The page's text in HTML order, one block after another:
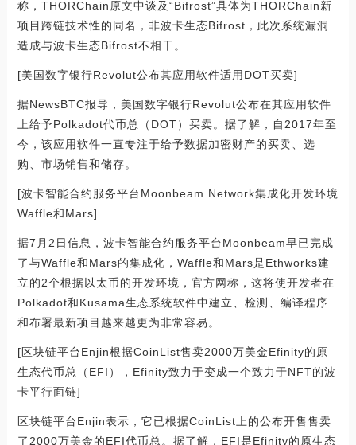
称，THORChain原文中谈及“Bifrost”具体为THORChain新
项目跨链技术性的同名，非波卡生态Bifrost，此次系统漏洞
造成与波卡生态Bifrost不相干。
[美国数字银行Revolut公布其应用软件适用DOT买卖]
据NewsBTC报导，美国数字银行Revolut公布在其应用软件
上给予Polkadot代币总（DOT）买卖。据了解，自2017年至
今，该应用软件一直专注于给予数据加密财产的买卖、选
购、市场销售和储存。
[波卡智能合约服务平台Moonbeam Network集成化开发环境
Waffle和Mars]
据7月2日信息，波卡智能合约服务平台Moonbeam早已完成
了与Waffle和Mars的集成化，Waffle和Mars是Ethworks建
立的2个根据以太币的开发环境，官方网称，这将使开发者在
Polkadot和Kusama生态系统软件中建立、检测、编译程序
和布署最新项目越来越更为非常容易。
[区块链平台Enjin根据CoinList售卖2000万美金Efinity的原
生态代币总（EFI），Efinity致力于变成一个致力于NFT的波
卡平行面链]
区块链平台Enjin表示，它已根据CoinList上的公布开售售卖
了2000万美金的EFI代币总。据了解，EFI是Efinity的原生态